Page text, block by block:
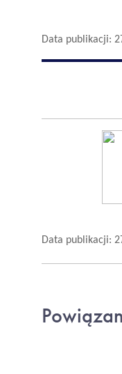
Data publikacji:
Data publikacji: